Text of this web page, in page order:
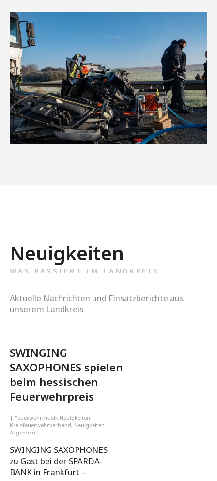
Neuigkeiten
WAS PASSIERT IM LANDKREIS
Aktuelle Nachrichten und Einsatzberichte aus
unserem Landkreis
SWINGING
SAXOPHONES spielen
beim hessischen
Feuerwehrpreis
| Feuerwehrmusik Neuigkeiten,
Kreisfeuerwehrverband, Neuigkeiten
Allgemein
SWINGING SAXOPHONES
zu Gast bei der SPARDA-
BANK in Frankfurt –